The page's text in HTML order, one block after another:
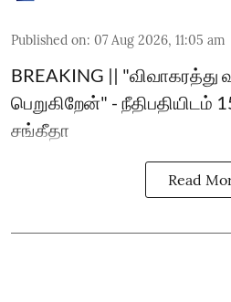
Published on: 07 Aug 2026, 11:05 am
BREAKING ||
பெறுகிறேன்" - நீதிபதியிடம்
சங்கீதா
Read